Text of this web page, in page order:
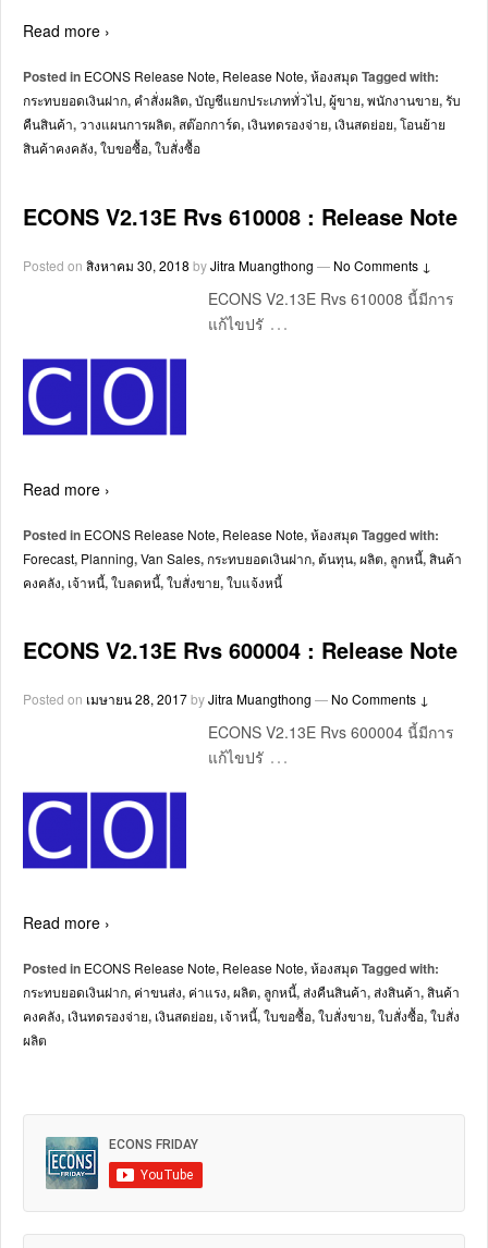
Read more ›
Posted in ECONS Release Note, Release Note,ห้องสมุด Tagged with:
กระทบยอดเงินฝาก, คำสั่งผลิต,บัญชีแยกประเภททั่วไป,ผู้ขาย,พนักงานขาย,รับ
คืนสินค้า,วางแผนการผลิต,สต๊อกการ์ด, เงินทดรองจ่าย, เงินสดย่อย,โอนย้าย
สินค้าคงคลัง,ใบขอซื้อ,ใบสั่งซื้อ
ECONS V2.13E Rvs 610008 : Release Note
Posted on สิงหาคม 30, 2018 byJitra Muangthong — No Comments ↓
ECONS V2.13E Rvs 610008 นี้มีการ
แก้ไขปรั …
Read more ›
Posted in ECONS Release Note, Release Note,ห้องสมุด Tagged with:
Forecast, Planning,Van Sales, กระทบยอดเงินฝาก,ต้นทุน,ผลิต, ลูกหนี้,สินค้า
คงคลัง, เจ้าหนี้,ใบลดหนี้,ใบสั่งขาย,ใบแจ้งหนี้
ECONS V2.13E Rvs 600004 : Release Note
Posted on เมษายน 28, 2017byJitra Muangthong — No Comments ↓
ECONS V2.13E Rvs 600004 นี้มีการ
แก้ไขปรั …
Read more ›
Posted in ECONS Release Note, Release Note,ห้องสมุด Tagged with:
กระทบยอดเงินฝาก, ค่าขนส่ง, ค่าแรง,ผลิต, ลูกหนี้,ส่งคืนสินค้า,ส่งสินค้า,สินค้า
คงคลัง, เงินทดรองจ่าย, เงินสดย่อย, เจ้าหนี้,ใบขอซื้อ,ใบสั่งขาย,ใบสั่งซื้อ,ใบสั่ง
ผลิต